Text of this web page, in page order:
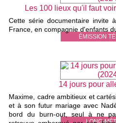
ÉMISSION
Les 100 lieux qu'il faut
Cette série documentaire invite
France, en compagnie d'enfants
LONG-
14 jours pour
Maxime, cadre ambitieux et
et à son futur mariage avec
bord du burn-out, seul à ne